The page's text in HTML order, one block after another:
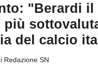
"Berardi il
più
del calcio
Redazione SN